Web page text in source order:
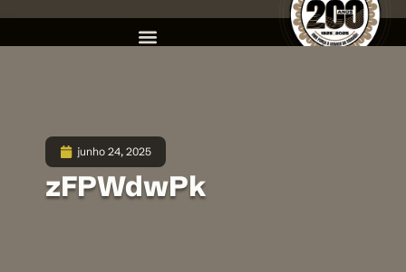
junho 24, 2025
zFPWdwPk